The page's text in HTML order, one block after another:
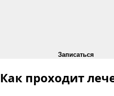
Записаться
Как проходит